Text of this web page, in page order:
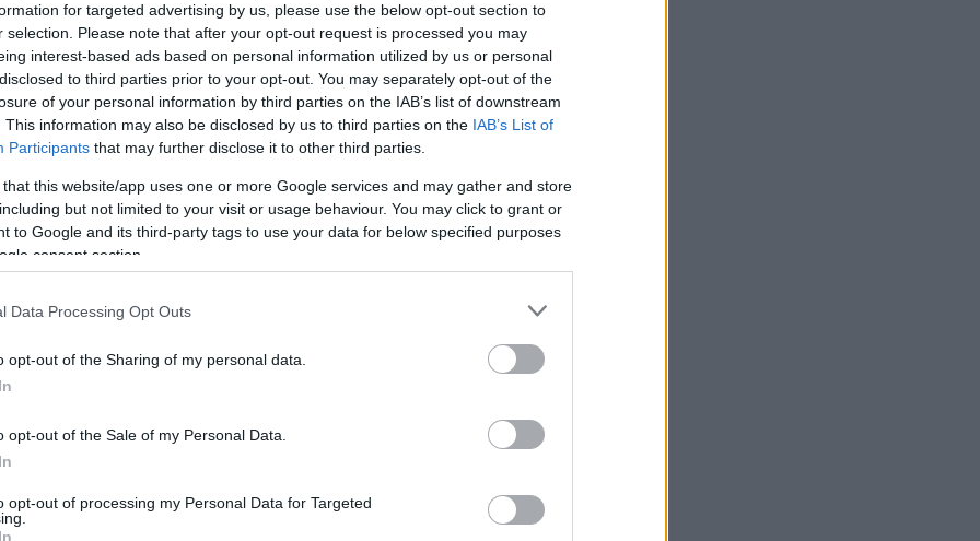
for targeted advertising by us, please use the below opt-out section to
selection. Please note that after your opt-out request is processed you may
interest-based ads based on personal information utilized by us or personal
to third parties prior to your opt-out. You may separately opt-out of the
of your personal information by third parties on the IAB’s list of downstream
This information may also be disclosed by us to third parties on the IAB’s List of
Participants that may further disclose it to other third parties.
that this website/app uses one or more Google services and may gather and store
but not limited to your visit or usage behaviour. You may click to grant or
to Google and its third-party tags to use your data for below specified purposes
consent section.
Data Processing Opt Outs
opt-out of the Sharing of my personal data.
opt-out of the Sale of my Personal Data.
opt-out of processing my Personal Data for Targeted
z komentarzami)
(główne):imiona i nazwiska kobiet— ogólnie dostępna
Cimochowskie; Cimochowskiej; Cimochowskim;